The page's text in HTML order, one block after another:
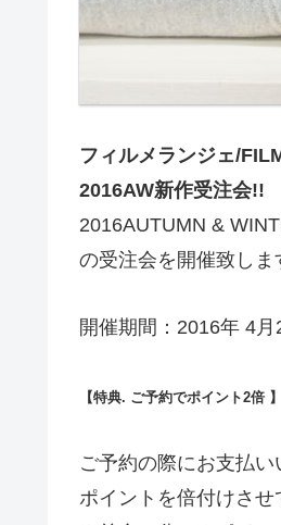
フィルメランジェ/
2016AW新作受注会!!
2016AUTUMN &
の受注会を開催致しま
開催期間：2016年 4
【特典. ご予約でポイント2倍 】
ご予約の際にお支払
ポイントを倍付けさせ